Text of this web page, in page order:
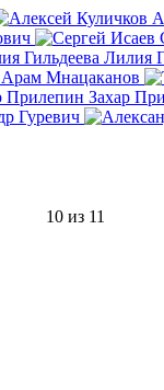
Лилия
Арам Мнацаканов
Захар
Гуревич
10 из 11